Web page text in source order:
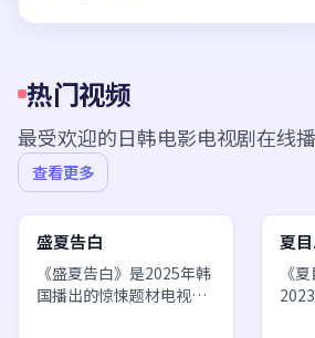
热门视频
最受欢迎的日韩电影电视剧在线
查看更多
韩国
盛夏告白
《盛夏告白》是2025年韩
国播出的惊悚题材电视
日本
夏
《